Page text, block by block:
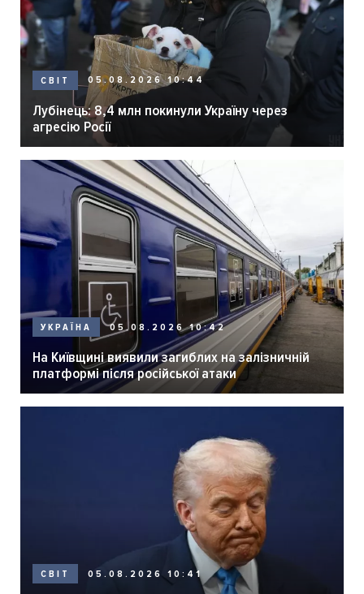
СВІТ 05.08.2026 10:44
Лубінець: 8,4 млн покинули Україну через
агресію Росії
УКРАЇНА 05.08.2026 10:42
На Київщині виявили загиблих на залізничній
платформі після російської атаки
СВІТ 05.08.2026 10:41